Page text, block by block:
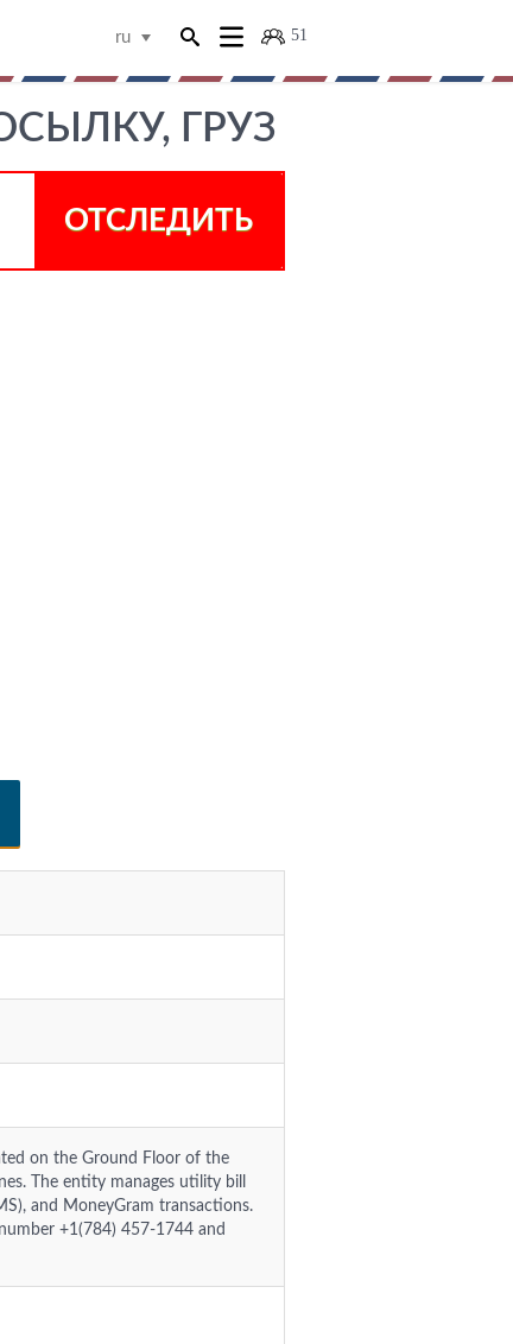
51
ru
ГРУЗ
ОТСЛЕДИТЬ
on the Ground Floor of the
The entity manages utility bill
and MoneyGram transactions.
+1(784) 457-1744 and